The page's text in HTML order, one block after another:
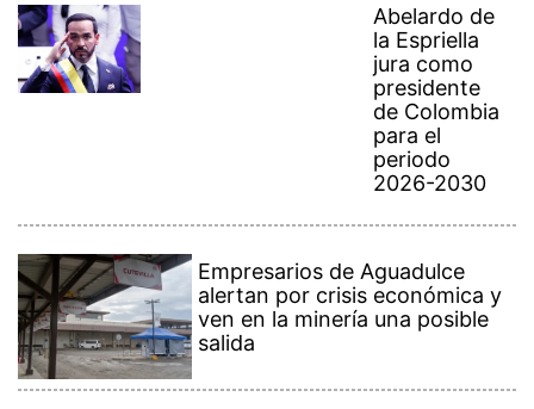
Abelardo de
la Espriella
jura como
presidente
de Colombia
para el
periodo
2026-2030
Empresarios de Aguadulce
alertan por crisis económica y
ven en la minería una posible
salida